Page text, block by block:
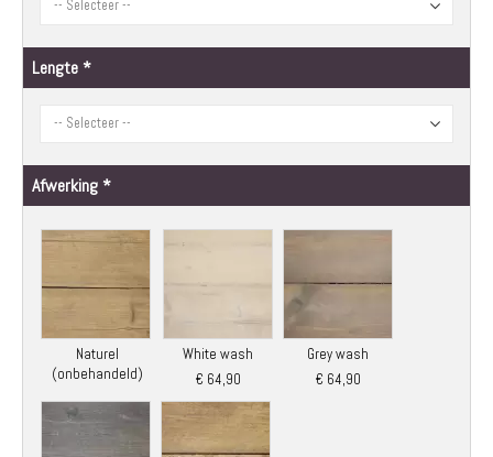
Lengte
Afwerking
Naturel
(onbehandeld)
White wash
€ 64,90
Grey wash
€ 64,90